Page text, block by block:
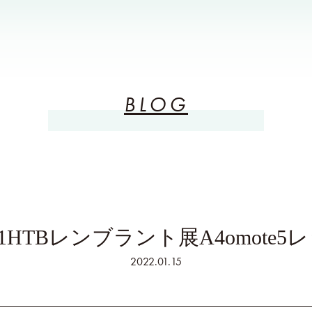
BLOG
レンブラント展A4omote5
2022.01.15